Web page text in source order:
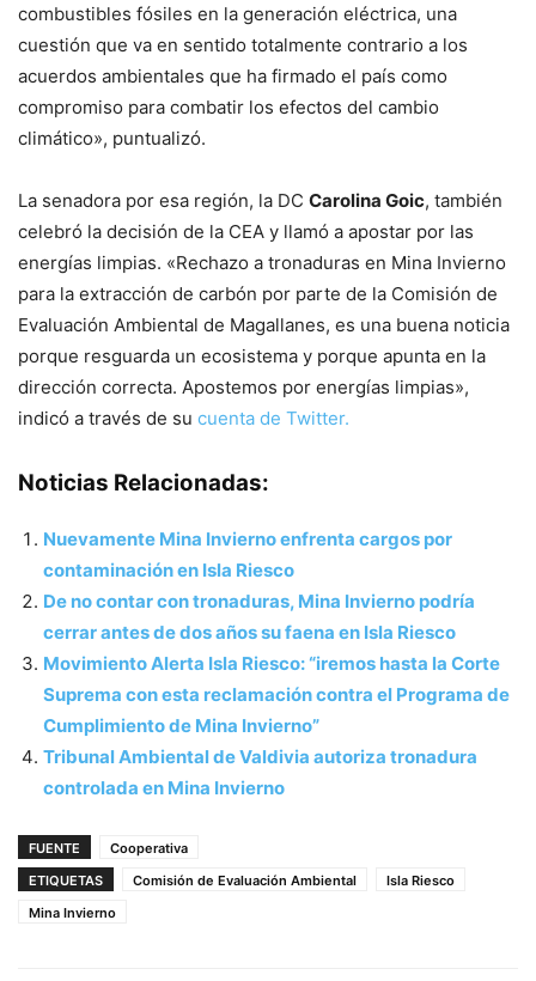
combustibles fósiles en la generación eléctrica, una
cuestión que va en sentido totalmente contrario a los
acuerdos ambientales que ha firmado el país como
compromiso para combatir los efectos del cambio
climático», puntualizó.
La senadora por esa región, la DC Carolina Goic, también
celebró la decisión de la CEA y llamó a apostar por las
energías limpias. «Rechazo a tronaduras en Mina Invierno
para la extracción de carbón por parte de la Comisión de
Evaluación Ambiental de Magallanes, es una buena noticia
porque resguarda un ecosistema y porque apunta en la
dirección correcta. Apostemos por energías limpias»,
indicó a través de su cuenta de Twitter.
Noticias Relacionadas:
Nuevamente Mina Invierno enfrenta cargos por
contaminación en Isla Riesco
De no contar con tronaduras, Mina Invierno podría
cerrar antes de dos años su faena en Isla Riesco
Movimiento Alerta Isla Riesco: “iremos hasta la Corte
Suprema con esta reclamación contra el Programa de
Cumplimiento de Mina Invierno”
Tribunal Ambiental de Valdivia autoriza tronadura
controlada en Mina Invierno
FUENTE
Cooperativa
ETIQUETAS
Comisión de Evaluación Ambiental
Isla Riesco
Mina Invierno